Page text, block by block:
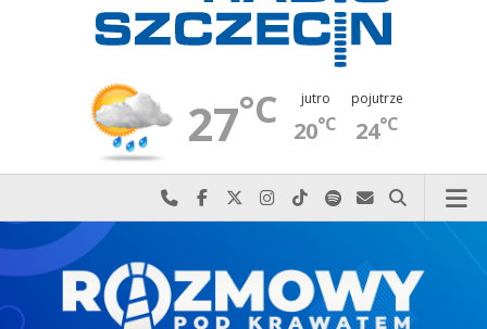
27°C jutro
20°C
pojutrze
24°C
Najlepiej po prostu do nas zadzwoń
Odwiedź nas na Facebook-u
Odwiedź nas na X
Odwiedź nas na Instagram-ie
Odwiedź nas na TikTok-u
Szukaj nas na Spotify
Wyślij do nas
Szukaj